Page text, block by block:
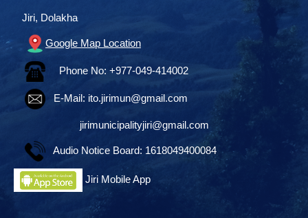
Jiri, Dolakha
Google Map Location
Phone No: +977-049-414002
E-Mail: ito.jirimun@gmail.com
jirimunicipalityjiri@gmail.com
Audio Notice Board: 1618049400084
Jiri Mobile App